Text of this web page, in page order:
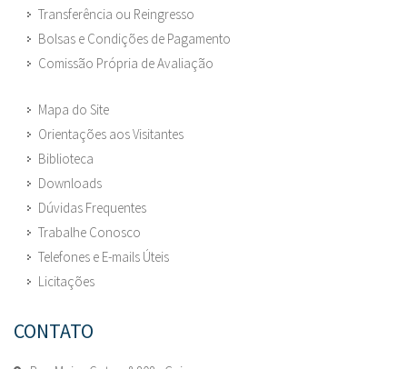
Transferência ou Reingresso
Bolsas e Condições de Pagamento
Comissão Própria de Avaliação
Mapa do Site
Orientações aos Visitantes
Biblioteca
Downloads
Dúvidas Frequentes
Trabalhe Conosco
Telefones e E-mails Úteis
Licitações
CONTATO